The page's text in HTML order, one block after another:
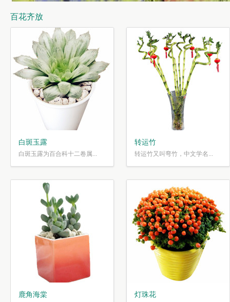
百花齐放
白斑玉露
白斑玉露为百合科十二卷属...
转运竹
转运竹又叫弯竹，中文学名...
鹿角海棠 灯珠花